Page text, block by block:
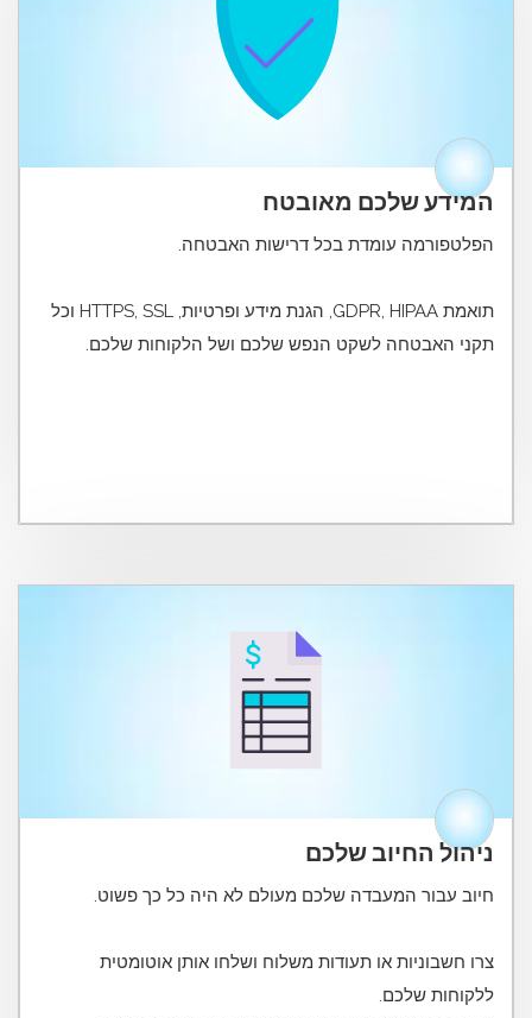
המידע שלכם מאובטח
תואמת GDPR, HIPAA, הגנת מידע ופרטיות, HTTPS, SSL וכל
תקני האבטחה לשקט הנפש שלכם ושל הלקוחות שלכם.
ניהול החיוב שלכם
צרו חשבוניות או תעודות משלוח ושלחו אותן אוטומטית